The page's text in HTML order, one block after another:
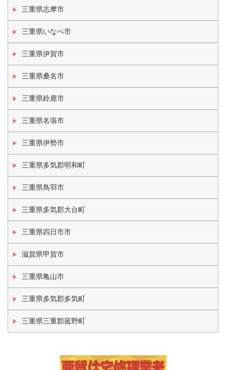
三重県志摩市
三重県いなべ市
三重県伊賀市
三重県桑名市
三重県鈴鹿市
三重県名張市
三重県伊勢市
三重県多気郡明和町
三重県鳥羽市
三重県多気郡大台町
三重県四日市市
滋賀県甲賀市
三重県亀山市
三重県多気郡多気町
三重県三重郡菰野町